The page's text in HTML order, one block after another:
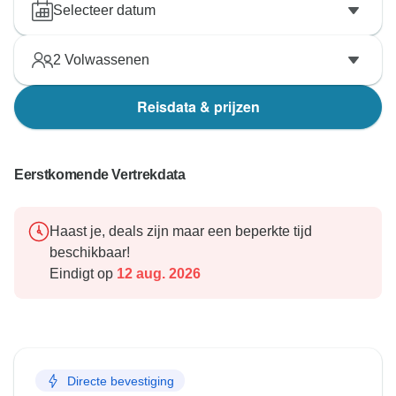
we zouden vereerd zijn je in de toekomst weer te
mogen verwelkomen voor een andere ervaring in
Hartelijke groeten,
Selecteer datum
2 Volwassenen
Reisdata & prijzen
Eerstkomende Vertrekdata
Haast je, deals zijn maar een beperkte tijd
beschikbaar!
Eindigt op 12 aug. 2026
Directe bevestiging